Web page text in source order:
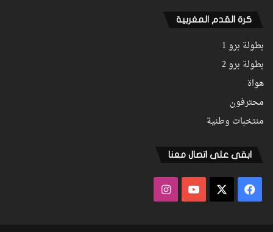
كرة القدم المغربية
بطولة برو 1
بطولة برو 2
هواة
محترفون
منتخبات وطنية
ابقى على اتصال معنا
فيسبوك ‫YouTubeانستقرام